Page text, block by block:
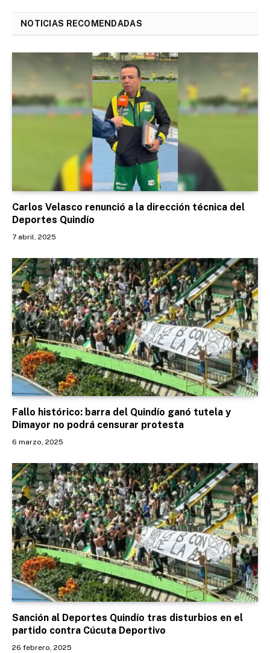
NOTICIAS RECOMENDADAS
Carlos Velasco renunció a la dirección técnica del
Deportes Quindío
7 abril, 2025
Fallo histórico: barra del Quindío ganó tutela y
Dimayor no podrá censurar protesta
6 marzo, 2025
Sanción al Deportes Quindío tras disturbios en el
partido contra Cúcuta Deportivo
26 febrero, 2025